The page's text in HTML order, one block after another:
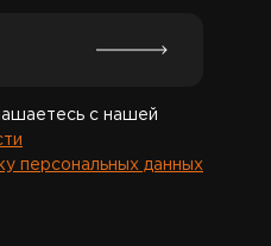
с нашей
персональных данных